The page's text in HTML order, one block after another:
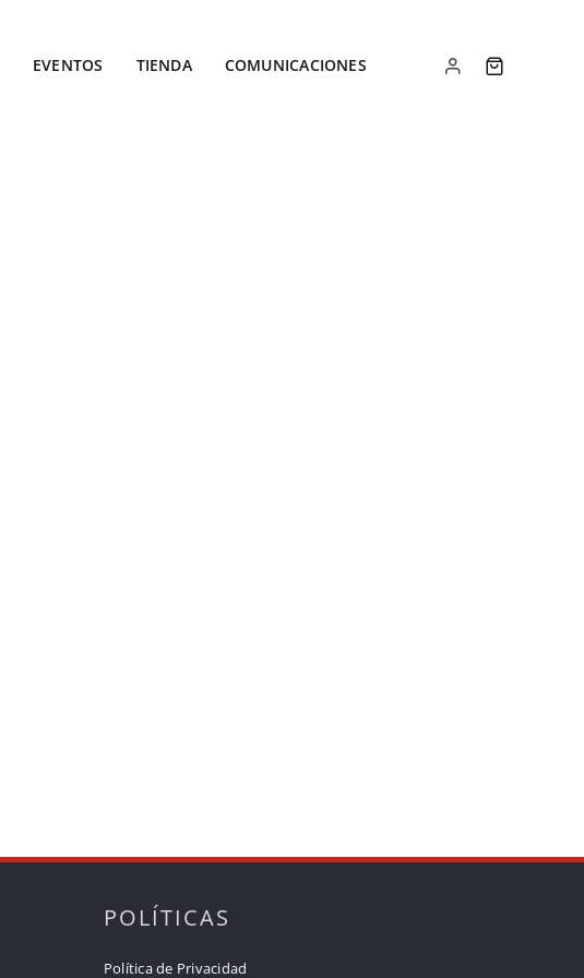
EVENTOS TIENDA COMUNICACIONES
POLÍTICAS
Política de Privacidad